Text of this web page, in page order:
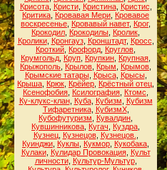
Крисота, Кристи, Кристина, Кристис
Критика Кровавая Мери Кровавое
воскресенье Кровавый навет, Крог,
Крокодил Крокодилы Кролик
Кролики, Кронгауз, Кронштадт, Кросс
Кроткий Крофорд Круглов
Крумгольд Круп Крупкин Крупная
Крыжополь Крылов Крым Крымов
Крымские татары, Крыса, Крысы,
Крыша Крюк Крёйер Крёстный отец
Ксенофобия Ксилография Ктомс
Ку-клукс-клан, Куба, Кубизм
Кубизм
Тифаретника, КубизмХ,
Кубофутуризм
Кувалдин
Кувшинникова Кугач Куздра
Кузнец, Кузнецов, Кузнецов.
Куинджи Куклы Кукмор Кукобака
Кулаки, Кулидар Провокация, Культ
личности, Культур-Мультур,